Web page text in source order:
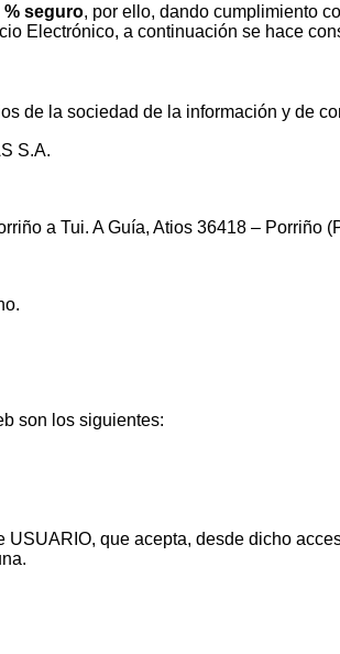
% seguro, por ello, dando cumplimiento
Electrónico, a continuación se hace
de la sociedad de la información y de
S.A.
a Tui. A Guía, Atios 36418 – Porriño
son los siguientes:
que acepta, desde dicho